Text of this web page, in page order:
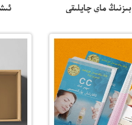
بىزنىڭ ماي چاپلىقى